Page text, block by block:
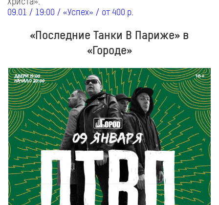
09.01 / 19:00 / «Успех» / от 400 р.
«Последние Танки В Париже» в
«Городе»